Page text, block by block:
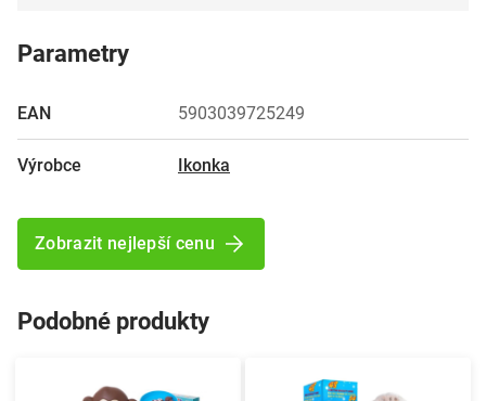
Parametry
EAN 5903039725249
Výrobce Ikonka
Zobrazit nejlepší cenu
Podobné produkty